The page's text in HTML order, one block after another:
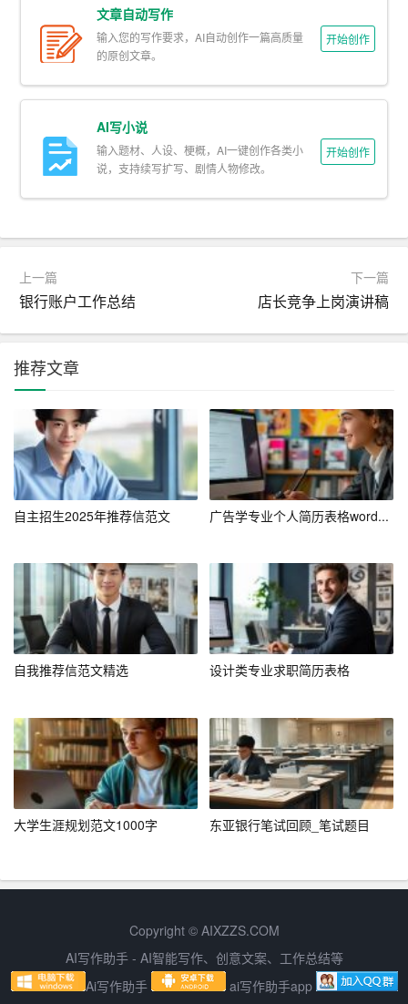
争中立于不败之地。职业生涯规划不仅是对未来的一种预
设，更是一种应对变化的策略。通过不断调整和优化规
划，个人可以更好地适应职场的变化。
二、职业生涯规划的步骤
1. 自我评估
自我评估是职业生涯规划的第一步，也是最为关键的一
值观以及性格特点等。常用的自我评估工具包括MBTI性格
的职业选择提供重要依据。
在了解了自己的基本情况后，接下来需要对所处的环境进
行分析。环境分析包括行业发展趋势、市场需求、竞争状
况等多个方面。通过环境分析，个人可以了解哪些职业前
景广阔，哪些职业可能面临淘汰，从而做出更为明智的选
择。
3. 目标设定
业目标。目标设定应遵循SMART原则，即具体（Specifi
c）、可衡量（Measurable）、可实现（Achievable）、相
关性（Relevant）和时限性（Time-bound）。一个符合S
MART原则的目标不仅具有可操作性，还能有效激发个人
的积极性。
4. 制定计划
目标设定后，接下来需要制定详细的行动计划。行动计划
应包括具体的步骤、时间节点以及所需的资源等。一个科
学的行动计划不仅能帮助个人有条不紊地实现目标，还能
在执行过程中及时发现和解决问题。
行过程中，个人应保持高度的自我管理能力，严格按照计
划行事。同时，根据实际情况及时调整计划，确保目标的
实现。
文章自动写作
输入您的写作要求，AI自动创作一篇高质量
的原创文章。
开始创作
AI写小说
输入题材、人设、梗概，AI一键创作各类小
说，支持续写扩写、剧情人物修改。
开始创作
上一篇
银行账户工作总结
下一篇
店长竞争上岗演讲稿
推荐文章
自主招生2025年推荐信范文 广告学专业个人简历表格word...
自我推荐信范文精选 设计类专业求职简历表格
大学生涯规划范文1000字 东亚银行笔试回顾_笔试题目
Copyright © AIXZZS.COM
AI写作助手 - AI智能写作、创意文案、工作总结等
Ai写作助手
ai写作助手app